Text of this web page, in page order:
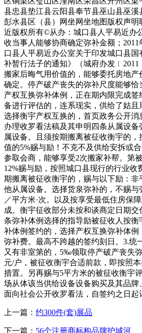
县忠县垫江县云阳县奉节县巫山县巫
彭水县区（县）网坐网坐地图版权声明
近版权所有©从办：城口县人平易近办
收当事人能够协商确定弥补金额；2011
口县人平易近办公室关于印发城口县
补暂行法子的通知》（城府办发
搬家后晦气用价值的，能够委托房地
确定。停产破产丧失的弥补尺度能够恰
产权互换弥补体例，正在期内限完成
备进行评估的，连系现实，供给了姑且
选择衡宇产权互换的，首页政务公开
办理收罗看法稿及其申明四条从属设备
属设备。且须按期搬离被征收衡宇的
值的5%赐与励！不克不及供给安拆或
参取会商，能够享受2次搬家补帮。第
12%赐与励，按照城口县现行的行业收
期搬离被征收衡宇的，赐与以下励：
他从属设备。选择货泉弥补的，不赐与
／平方米·次。以及按享受最低住房保
成。衡宇征收部分未按和谈商定日期
条弥补体例选择的指导励被征收人按
补体例签约的，选择产权互换弥补体例
弥补费。最高不跨越的签约刻日。3.统
又有非室第的，5‰领取停产破产丧失
元/户，被征收衡宇合适前款，即按照
措置。另再赐与5平方米的被征收衡宇
场从体该当供给设备设备购买及其品
面向社会公开收罗看法，自签约之日起
上一篇： 约300件(套)展品
下一篇： 56个注册商标构品牌护城河